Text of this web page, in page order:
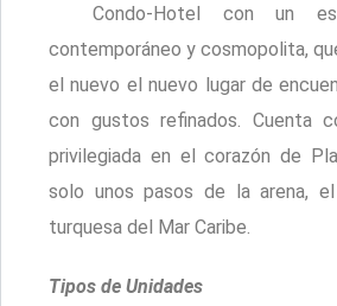
Condo-Hotel con un
contemporáneo y cosmopolita,
el nuevo el nuevo lugar de
con gustos refinados. Cuenta
privilegiada en el corazón de
solo unos pasos de la arena,
turquesa del Mar Caribe.
Tipos de Unidades